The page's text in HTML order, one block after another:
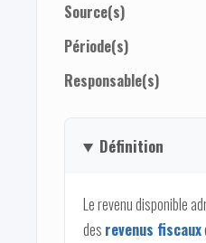
Source(s)
Période(s)
Responsable(s)
Définition
Le revenu disponible
des revenus fiscaux